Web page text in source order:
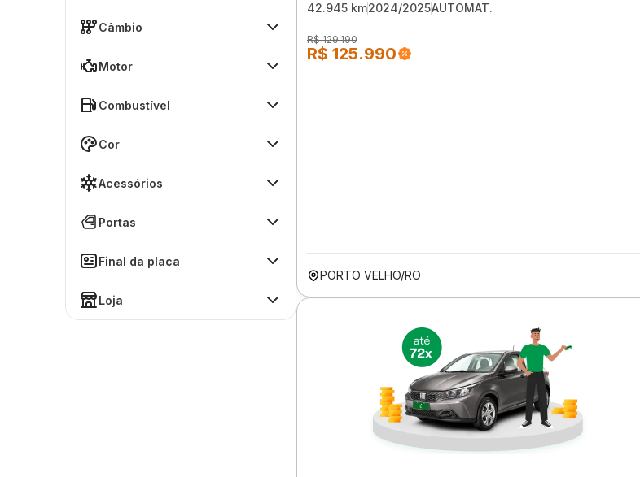
Câmbio
Motor
Combustível
Cor
Acessórios
Portas
Final da placa
Loja
42.945 km2024/2025AUTOMAT.
R$ 129.190
R$ 125.990
PORTO VELHO/RO